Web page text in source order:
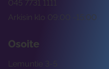
Arkisin klo 09:00 -15:00
045 7731 1111
Osoite
Lemuntie 3-5